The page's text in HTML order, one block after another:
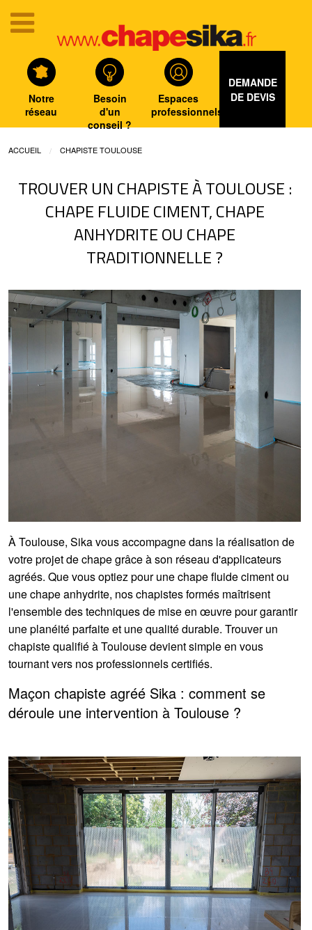
Notre
réseau
Besoin
d'un
conseil ?
Espaces
professionnels
DEMANDE
DE DEVIS
ACCUEIL CHAPISTE TOULOUSE
TROUVER UN CHAPISTE À TOULOUSE :
CHAPE FLUIDE CIMENT, CHAPE
ANHYDRITE OU CHAPE
TRADITIONNELLE ?
À Toulouse, Sika vous accompagne dans la réalisation de
votre projet de chape grâce à son réseau d'applicateurs
agréés. Que vous optiez pour une chape fluide ciment ou
une chape anhydrite, nos chapistes formés maîtrisent
l'ensemble des techniques de mise en œuvre pour garantir
une planéité parfaite et une qualité durable. Trouver un
chapiste qualifié à Toulouse devient simple en vous
tournant vers nos professionnels certifiés.
Maçon chapiste agréé Sika : comment se
déroule une intervention à Toulouse ?